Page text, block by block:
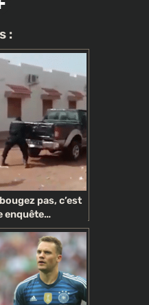
:
pas, c’est
enquête…
!